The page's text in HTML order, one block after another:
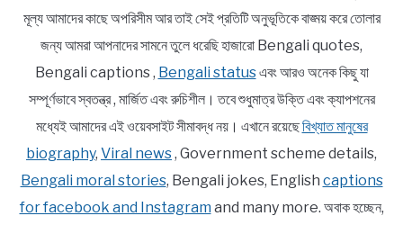
মূল্য আমাদের কাছে অপরিসীম আর তাই সেই প্রতিটি অনুভূতিকে বাঙ্ময় করে তোলার
জন্য আমরা আপনাদের সামনে তুলে ধরেছি হাজারো Bengali quotes,
Bengali captions , Bengali statusএবং আরও অনেক কিছু যা
সম্পূর্ণভাবে স্বতন্ত্র , মার্জিত এবং রুচিশীল। তবে শুধুমাত্র উক্তি এবং ক্যাপশনের
মধ্যেই আমাদের এই ওয়েবসাইট সীমাবদ্ধ নয়। এখানে রয়েছেবিখ্যাত মানুষের
biography, Viral news, Government scheme details,
Bengali moral stories, Bengali jokes, English captions
for facebook and Instagram and many more. অবাক হচ্ছেন,